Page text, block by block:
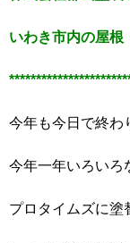
いわき市内の屋根
今年も今日で終わ
今年一年いろいろ
プロタイムズに塗